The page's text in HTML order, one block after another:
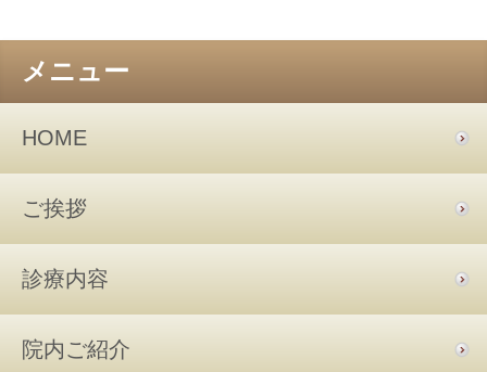
メニュー
HOME
ご挨拶
診療内容
院内ご紹介